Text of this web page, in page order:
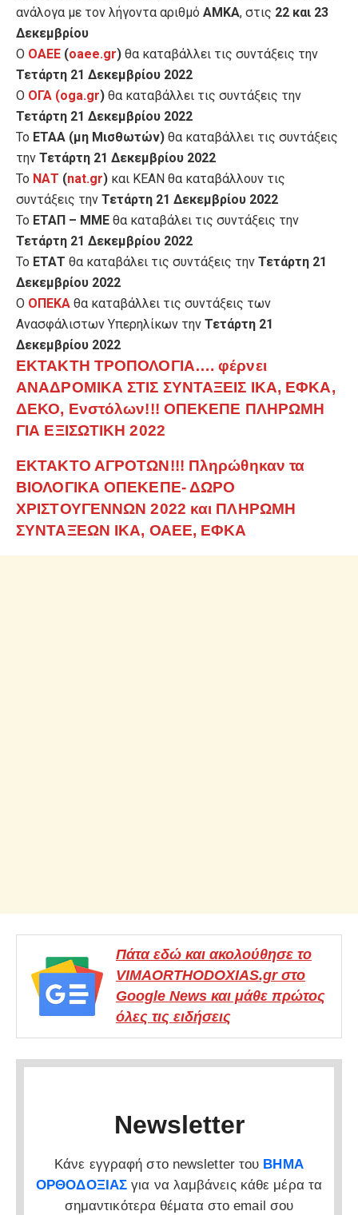
ανάλογα με τον λήγοντα αριθμό ΑΜΚΑ, στις 22 και 23
Δεκεμβρίου
Ο ΟΑΕΕ (oaee.gr) θα καταβάλλει τις συντάξεις την
Τετάρτη 21 Δεκεμβρίου 2022
Ο ΟΓΑ (oga.gr) θα καταβάλλει τις συντάξεις την
Τετάρτη 21 Δεκεμβρίου 2022
Το ΕΤΑΑ (μη Μισθωτών) θα καταβάλλει τις συντάξεις
την Τετάρτη 21 Δεκεμβρίου 2022
Το ΝΑΤ (nat.gr) και ΚΕΑΝ θα καταβάλλουν τις
συντάξεις την Τετάρτη 21 Δεκεμβρίου 2022
Το ΕΤΑΠ – ΜΜΕ θα καταβάλει τις συντάξεις την
Τετάρτη 21 Δεκεμβρίου 2022
Το ΕΤΑΤ θα καταβάλει τις συντάξεις την Τετάρτη 21
Δεκεμβρίου 2022
Ο ΟΠΕΚΑ θα καταβάλλει τις συντάξεις των
Ανασφάλιστων Υπερηλίκων την Τετάρτη 21
Δεκεμβρίου 2022
ΕΚΤΑΚΤΗ ΤΡΟΠΟΛΟΓΙΑ…. φέρνει
ΑΝΑΔΡΟΜΙΚΑ ΣΤΙΣ ΣΥΝΤΑΞΕΙΣ ΙΚΑ, ΕΦΚΑ,
ΔΕΚΟ, Ενστόλων!!! ΟΠΕΚΕΠΕ ΠΛΗΡΩΜΗ
ΓΙΑ ΕΞΙΣΩΤΙΚΗ 2022
ΕΚΤΑΚΤΟ ΑΓΡΟΤΩΝ!!! Πληρώθηκαν τα
ΒΙΟΛΟΓΙΚΑ ΟΠΕΚΕΠΕ- ΔΩΡΟ
ΧΡΙΣΤΟΥΓΕΝΝΩΝ 2022 και ΠΛΗΡΩΜΗ
ΣΥΝΤΑΞΕΩΝ ΙΚΑ, ΟΑΕΕ, ΕΦΚΑ
Πάτα εδώ και ακολούθησε το
VIMAORTHODOXIAS.gr στο
Google News και μάθε πρώτος
όλες τις ειδήσεις
Newsletter
Κάνε εγγραφή στο newsletter του ΒΗΜΑ
ΟΡΘΟΔΟΞΙΑΣ για να λαμβάνεις κάθε μέρα τα
σημαντικότερα θέματα στο email σου